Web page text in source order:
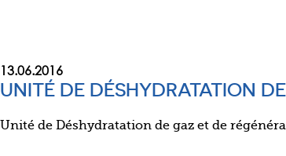
13.06.2016
UNITÉ DE DÉSHYDRATATION
Unité de Déshydratation de gaz et de